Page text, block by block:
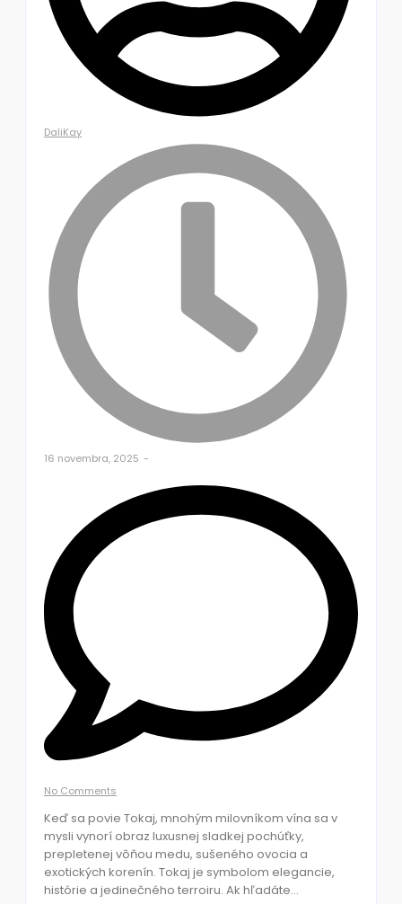
DaliKay
16 novembra, 2025 -
No Comments
Keď sa povie Tokaj, mnohým milovníkom vína sa v
mysli vynorí obraz luxusnej sladkej pochúťky,
prepletenej vôňou medu, sušeného ovocia a
exotických korenín. Tokaj je symbolom elegancie,
histórie a jedinečného terroiru. Ak hľadáte...